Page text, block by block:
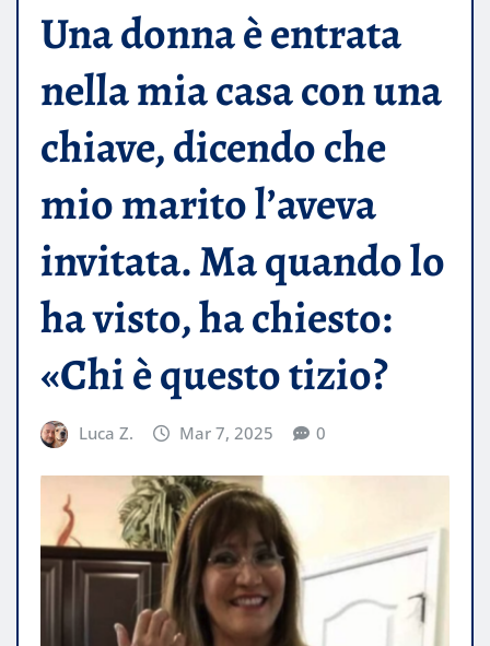
Una donna è entrata
nella mia casa con una
chiave, dicendo che
mio marito l’aveva
invitata. Ma quando lo
ha visto, ha chiesto:
«Chi è questo tizio?
Luca Z. Mar 7, 2025 0